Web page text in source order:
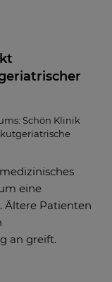
eine
Ältere Patienten
an greift.